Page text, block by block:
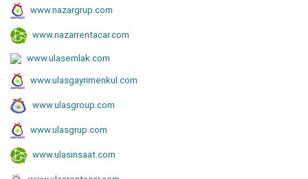
www.nazargrup.com
www.nazarrentacar.com
www.ulasemlak.com
www.ulasgayrimenkul.com
www.ulasgroup.com
www.ulasgrup.com
www.ulasinsaat.com